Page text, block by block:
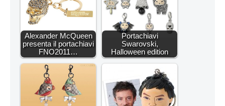
Alexander McQueen
presenta il portachiavi
FNO2011…
Portachiavi
Swarovski,
Halloween edition